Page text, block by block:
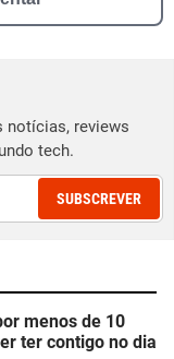
notícias, reviews
tech.
SUBSCREVER
menos de 10
ter contigo no dia